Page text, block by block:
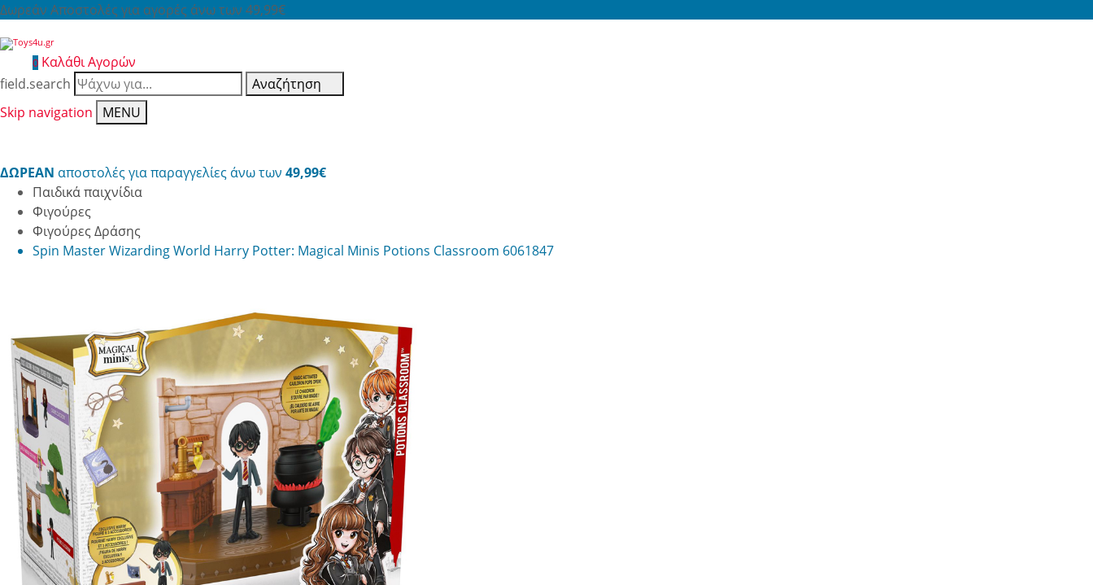
Δωρεάν Αποστολές για αγορές άνω των 49,99€
0 Καλάθι Αγορών
field.search
Αναζήτηση
Skip navigation
MENU
ΔΩΡΕΑΝ αποστολές για παραγγελίες άνω των 49,99€
Παιδικά παιχνίδια
Φιγούρες
Φιγούρες Δράσης
Spin Master Wizarding World Harry Potter: Magical Minis Potions Classroom 6061847